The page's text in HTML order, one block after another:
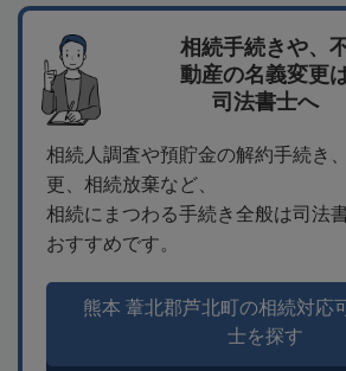
相続手続きや、
動産の名義変更
司法書士へ
相続人調査や預貯金の解約手続き
更、相続放棄など、
相続にまつわる手続き全般は司法
おすすめです。
熊本 葦北郡芦北町の相続対応
士を探す